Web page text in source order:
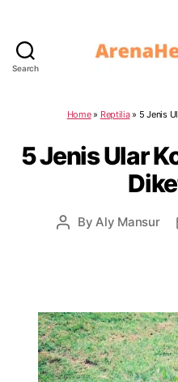
Search
Home» Reptilia» 5 Jenis
5 Jenis Ular
PostByAly Mansur